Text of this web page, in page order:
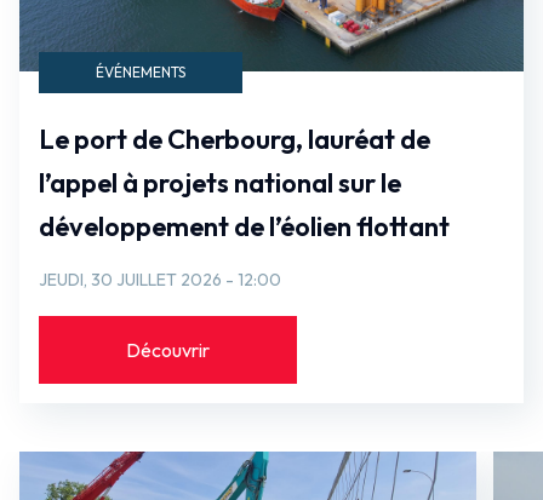
ÉVÉNEMENTS
Le port de Cherbourg, lauréat de
l’appel à projets national sur le
développement de l’éolien flottant
JEUDI, 30 JUILLET 2026 - 12:00
Découvrir